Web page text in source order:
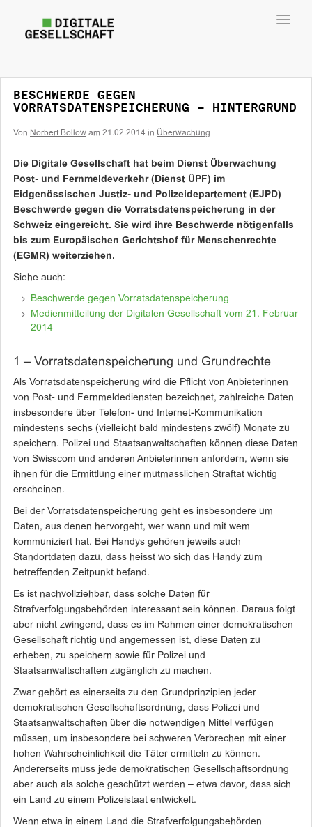
BESCHWERDE GEGEN
VORRATSDATENSPEICHERUNG – HINTERGRUND
Von Norbert Bollow am 21.02.2014 in Überwachung
Die Digitale Gesellschaft hat beim Dienst Überwachung
Post- und Fernmeldeverkehr (Dienst ÜPF) im
Eidgenössischen Justiz- und Polizeidepartement (EJPD)
Beschwerde gegen die Vorratsdatenspeicherung in der
Schweiz eingereicht. Sie wird ihre Beschwerde nötigenfalls
bis zum Europäischen Gerichtshof für Menschenrechte
(EGMR) weiterziehen.
Siehe auch:
Beschwerde gegen Vorratsdatenspeicherung
Medienmitteilung der Digitalen Gesellschaft vom 21. Februar
2014
1 – Vorratsdatenspeicherung und Grundrechte
Als Vorratsdatenspeicherung wird die Pflicht von Anbieterinnen
von Post- und Fernmeldediensten bezeichnet, zahlreiche Daten
insbesondere über Telefon- und Internet-Kommunikation
mindestens sechs (vielleicht bald mindestens zwölf) Monate zu
speichern. Polizei und Staatsanwaltschaften können diese Daten
von Swisscom und anderen Anbieterinnen anfordern, wenn sie
ihnen für die Ermittlung einer mutmasslichen Straftat wichtig
erscheinen.
Bei der Vorratsdatenspeicherung geht es insbesondere um
Daten, aus denen hervorgeht, wer wann und mit wem
kommuniziert hat. Bei Handys gehören jeweils auch
Standortdaten dazu, dass heisst wo sich das Handy zum
betreffenden Zeitpunkt befand.
Es ist nachvollziehbar, dass solche Daten für
Strafverfolgungsbehörden interessant sein können. Daraus folgt
aber nicht zwingend, dass es im Rahmen einer demokratischen
Gesellschaft richtig und angemessen ist, diese Daten zu
erheben, zu speichern sowie für Polizei und
Staatsanwaltschaften zugänglich zu machen.
Zwar gehört es einerseits zu den Grundprinzipien jeder
demokratischen Gesellschaftsordnung, dass Polizei und
Staatsanwaltschaften über die notwendigen Mittel verfügen
müssen, um insbesondere bei schweren Verbrechen mit einer
hohen Wahrscheinlichkeit die Täter ermitteln zu können.
Andererseits muss jede demokratischen Gesellschaftsordnung
aber auch als solche geschützt werden – etwa davor, dass sich
ein Land zu einem Polizeistaat entwickelt.
Wenn etwa in einem Land die Strafverfolgungsbehörden